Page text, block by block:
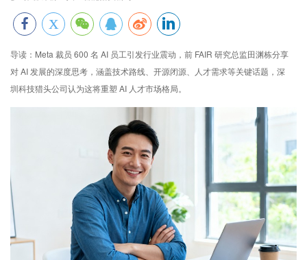
导读： Meta 裁员 600 名 AI 员工引发行业震动，前 FAIR 研究总监田渊栋分享
对 AI 发展的深度思考，涵盖技术路线、开源闭源、人才需求等关键话题，深
圳科技猎头公司认为这将重塑 AI 人才市场格局。